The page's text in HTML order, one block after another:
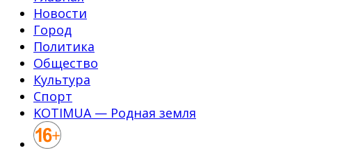
Новости
Город
Политика
Общество
Культура
Спорт
KOTIMUA — Родная земля